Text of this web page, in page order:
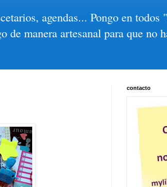
agendas... Pongo en todos
manera artesanal para que no
contacto